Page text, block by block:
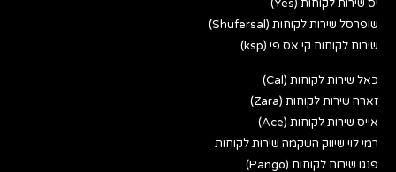
יס שירות לקוחות (Yes)
שופרסל שירות לקוחות (Shufersal)
שירות לקוחות קי אס פי (ksp)
כאל שירות לקוחות (Cal)
זארה שירות לקוחות (Zara)
אייס שירות לקוחות (Ace)
רמי לוי שיווק השקמה שירות לקוחות
פנגו שירות לקוחות (Pango)